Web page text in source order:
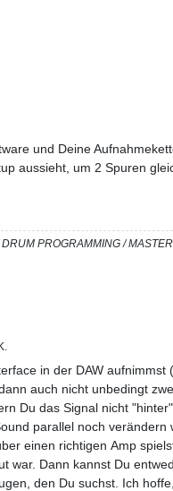
und Deine
aussieht, um 2 Spuren
PROGRAMMING /
in der DAW
auch nicht unbedingt
Du das Signal nicht
parallel noch
einen richtigen Amp
war. Dann kannst Du
den Du suchst. Ich